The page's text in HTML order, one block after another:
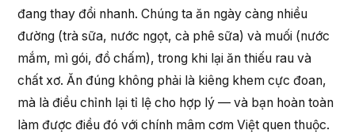
đang thay đổi nhanh. Chúng ta ăn ngày càng nhiều
đường (trà sữa, nước ngọt, cà phê sữa) và muối (nước
mắm, mì gói, đồ chấm), trong khi lại ăn thiếu rau và
chất xơ. Ăn đúng không phải là kiêng khem cực đoan,
mà là điều chỉnh lại tỉ lệ cho hợp lý — và bạn hoàn toàn
làm được điều đó với chính mâm cơm Việt quen thuộc.